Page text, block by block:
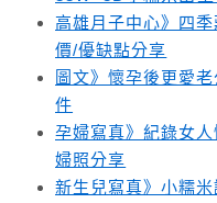
高雄月子中心》四
價/優缺點分享
圖文》懷孕後更愛
件
孕婦寫真》紀錄女
婦照分享
新生兒寫真》小糯